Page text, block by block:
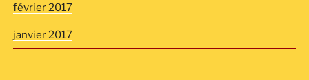
février 2017
janvier 2017